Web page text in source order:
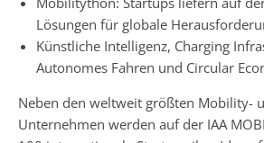
Lösungen für globale
Künstliche Intelligenz, Charging
Autonomes Fahren und Circular
Neben den weltweit größten Mobility-
Unternehmen werden auf der IAA